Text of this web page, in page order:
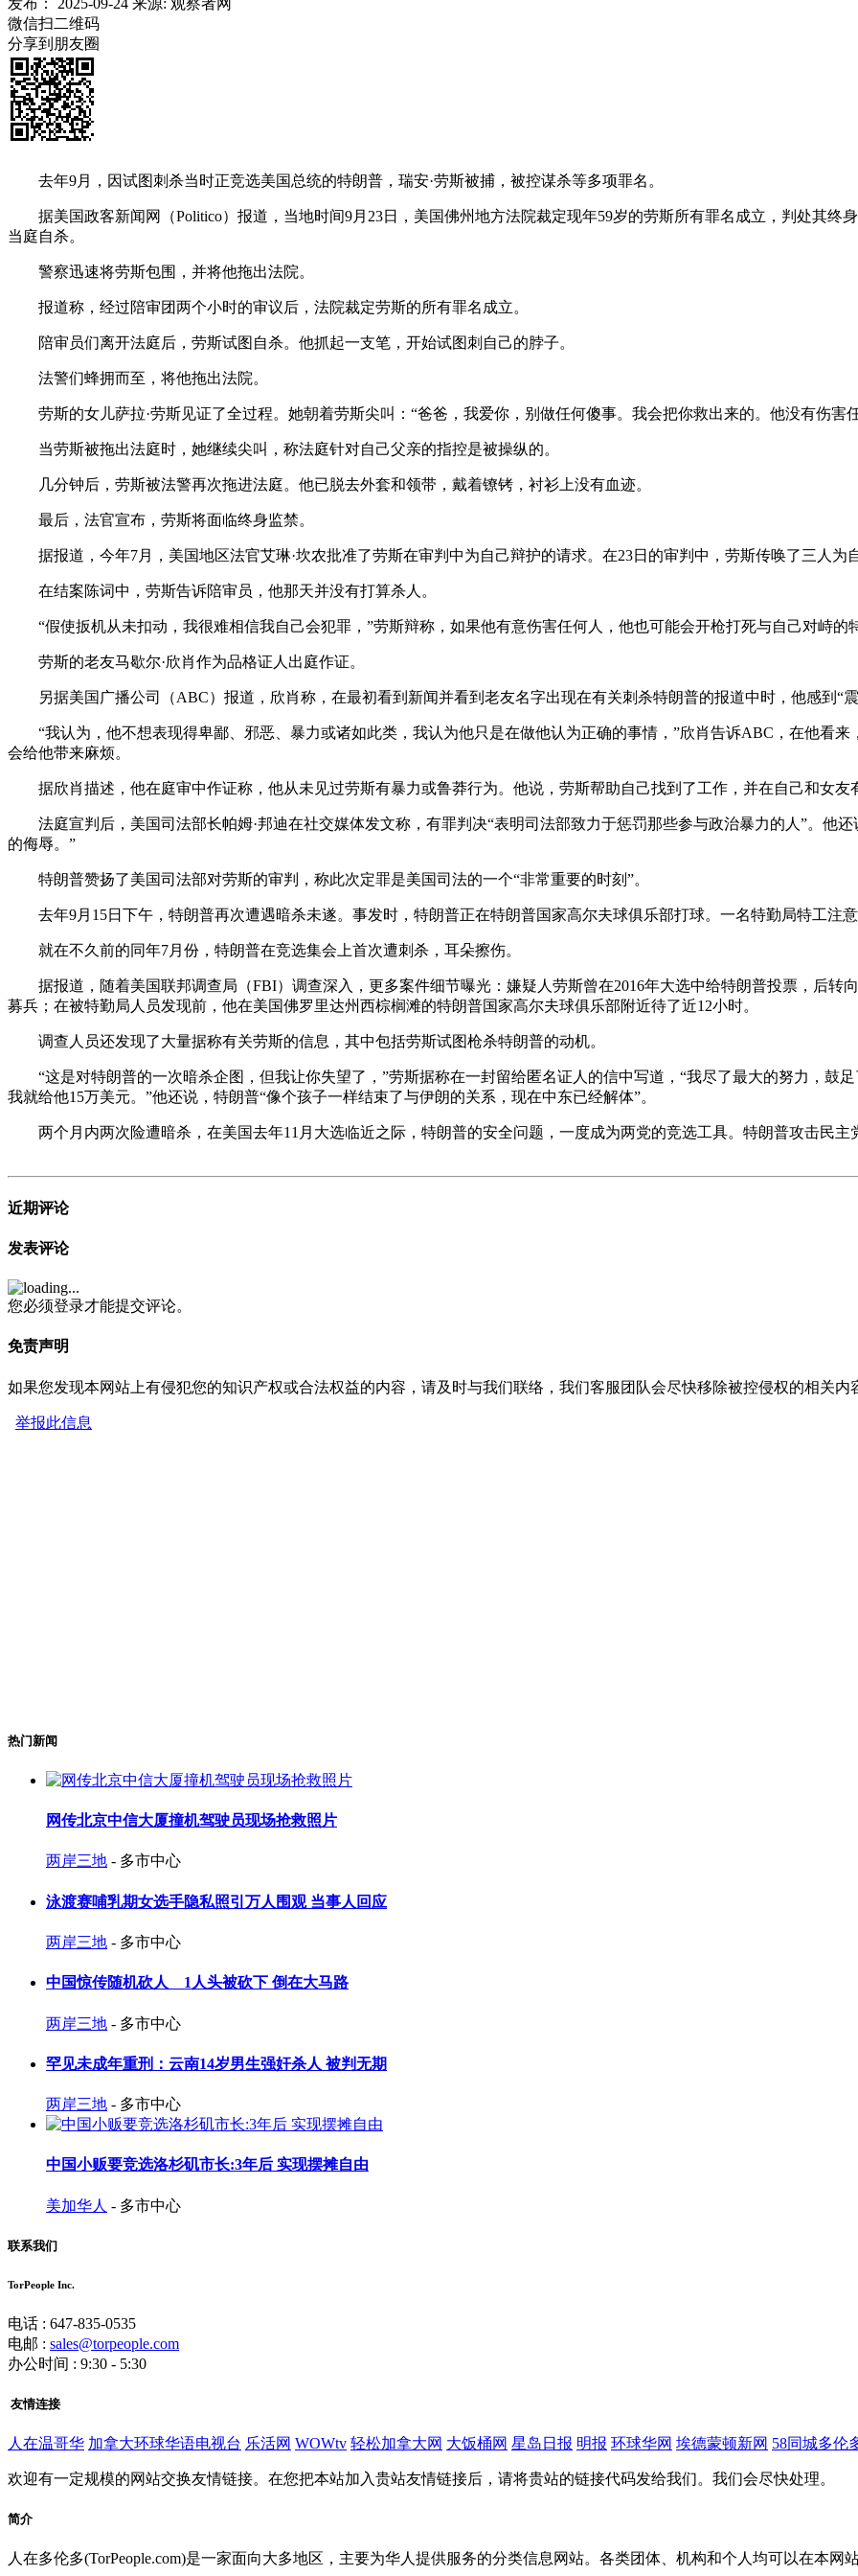
发布： 2025-09-24 来源: 观察者网
微信扫二维码
分享到朋友圈
去年9月，因试图刺杀当时正竞选美国总统的特朗普，瑞安·劳斯被捕，被控谋杀等多项罪名。
据美国政客新闻网（Politico）报道，当地时间9月23日，美国佛州地方法院裁定现年59岁的劳斯所有罪名成立，判处其终
当庭自杀。
警察迅速将劳斯包围，并将他拖出法院。
报道称，经过陪审团两个小时的审议后，法院裁定劳斯的所有罪名成立。
陪审员们离开法庭后，劳斯试图自杀。他抓起一支笔，开始试图刺自己的脖子。
法警们蜂拥而至，将他拖出法院。
劳斯的女儿萨拉·劳斯见证了全过程。她朝着劳斯尖叫：“爸爸，我爱你，别做任何傻事。我会把你救出来的。他没有伤害
当劳斯被拖出法庭时，她继续尖叫，称法庭针对自己父亲的指控是被操纵的。
几分钟后，劳斯被法警再次拖进法庭。他已脱去外套和领带，戴着镣铐，衬衫上没有血迹。
最后，法官宣布，劳斯将面临终身监禁。
据报道，今年7月，美国地区法官艾琳·坎农批准了劳斯在审判中为自己辩护的请求。在23日的审判中，劳斯传唤了三人为
在结案陈词中，劳斯告诉陪审员，他那天并没有打算杀人。
“假使扳机从未扣动，我很难相信我自己会犯罪，”劳斯辩称，如果他有意伤害任何人，他也可能会开枪打死与自己对峙的
劳斯的老友马歇尔·欣肖作为品格证人出庭作证。
另据美国广播公司（ABC）报道，欣肖称，在最初看到新闻并看到老友名字出现在有关刺杀特朗普的报道中时，他感到“
“我认为，他不想表现得卑鄙、邪恶、暴力或诸如此类，我认为他只是在做他认为正确的事情，”欣肖告诉ABC，在他看来
会给他带来麻烦。
据欣肖描述，他在庭审中作证称，他从未见过劳斯有暴力或鲁莽行为。他说，劳斯帮助自己找到了工作，并在自己和女友
法庭宣判后，美国司法部长帕姆·邦迪在社交媒体发文称，有罪判决“表明司法部致力于惩罚那些参与政治暴力的人”。他
的侮辱。”
特朗普赞扬了美国司法部对劳斯的审判，称此次定罪是美国司法的一个“非常重要的时刻”。
去年9月15日下午，特朗普再次遭遇暗杀未遂。事发时，特朗普正在特朗普国家高尔夫球俱乐部打球。一名特勤局特工注
就在不久前的同年7月份，特朗普在竞选集会上首次遭刺杀，耳朵擦伤。
据报道，随着美国联邦调查局（FBI）调查深入，更多案件细节曝光：嫌疑人劳斯曾在2016年大选中给特朗普投票，后转
募兵；在被特勤局人员发现前，他在美国佛罗里达州西棕榈滩的特朗普国家高尔夫球俱乐部附近待了近12小时。
调查人员还发现了大量据称有关劳斯的信息，其中包括劳斯试图枪杀特朗普的动机。
“这是对特朗普的一次暗杀企图，但我让你失望了，”劳斯据称在一封留给匿名证人的信中写道，“我尽了最大的努力，鼓
我就给他15万美元。”他还说，特朗普“像个孩子一样结束了与伊朗的关系，现在中东已经解体”。
两个月内两次险遭暗杀，在美国去年11月大选临近之际，特朗普的安全问题，一度成为两党的竞选工具。特朗普攻击民主
近期评论
发表评论
您必须登录才能提交评论。
免责声明
如果您发现本网站上有侵犯您的知识产权或合法权益的内容，请及时与我们联络，我们客服团队会尽快移除被控侵权的相关内
举报此信息
热门新闻
网传北京中信大厦撞机驾驶员现场抢救照片
两岸三地 - 多市中心
泳渡赛哺乳期女选手隐私照引万人围观 当事人回应
两岸三地 - 多市中心
中国惊传随机砍人 1人头被砍下 倒在大马路
两岸三地 - 多市中心
罕见未成年重刑：云南14岁男生强奸杀人 被判无期
两岸三地 - 多市中心
中国小贩要竞选洛杉矶市长:3年后 实现摆摊自由
美加华人 - 多市中心
联系我们
TorPeople Inc.
电话 : 647-835-0535
电邮 : sales@torpeople.com
办公时间 : 9:30 - 5:30
友情连接
人在温哥华 加拿大环球华语电视台 乐活网 WOWtv 轻松加拿大网 大饭桶网 星岛日报 明报 环球华网 埃德蒙顿新网 58同城多伦
欢迎有一定规模的网站交换友情链接。在您把本站加入贵站友情链接后，请将贵站的链接代码发给我们。我们会尽快处理。
简介
人在多伦多(TorPeople.com)是一家面向大多地区，主要为华人提供服务的分类信息网站。各类团体、机构和个人均可以在本网